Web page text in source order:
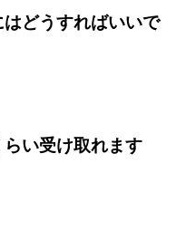
どうすればいいで
い受け取れます